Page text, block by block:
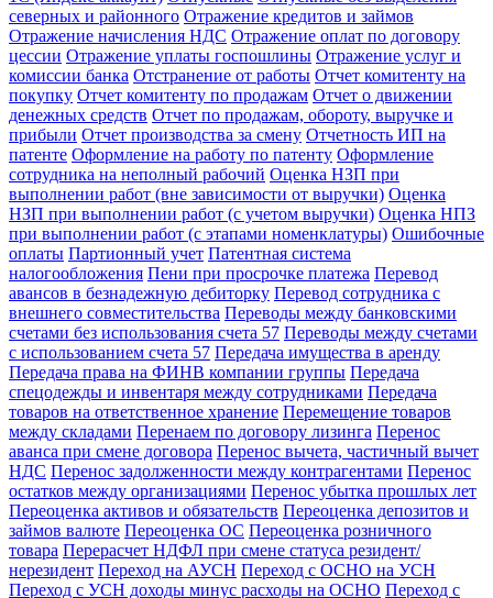
северных и районного Отражение кредитов и займов
Отражение начисления НДС Отражение оплат по договору
цессии Отражение уплаты госпошлины Отражение услуг и
комиссии банка Отстранение от работы Отчет комитенту на
покупку Отчет комитенту по продажам Отчет о движении
денежных средств Отчет по продажам, обороту, выручке и
прибыли Отчет производства за смену Отчетность ИП на
патенте Оформление на работу по патенту Оформление
сотрудника на неполный рабочий Оценка НЗП при
выполнении работ (вне зависимости от выручки) Оценка
НЗП при выполнении работ (с учетом выручки) Оценка НПЗ
при выполнении работ (с этапами номенклатуры) Ошибочные
оплаты Партионный учет Патентная система
налогообложения Пени при просрочке платежа Перевод
авансов в безнадежную дебиторку Перевод сотрудника с
внешнего совместительства Переводы между банковскими
счетами без использования счета 57 Переводы между счетами
с использованием счета 57 Передача имущества в аренду
Передача права на ФИНВ компании группы Передача
спецодежды и инвентаря между сотрудниками Передача
товаров на ответственное хранение Перемещение товаров
между складами Перенаем по договору лизинга Перенос
аванса при смене договора Перенос вычета, частичный вычет
НДС Перенос задолженности между контрагентами Перенос
остатков между организациями Перенос убытка прошлых лет
Переоценка активов и обязательств Переоценка депозитов и
займов валюте Переоценка ОС Переоценка розничного
товара Перерасчет НДФЛ при смене статуса резидент/
нерезидент Переход на АУСН Переход с ОСНО на УСН
Переход с УСН доходы минус расходы на ОСНО Переход с